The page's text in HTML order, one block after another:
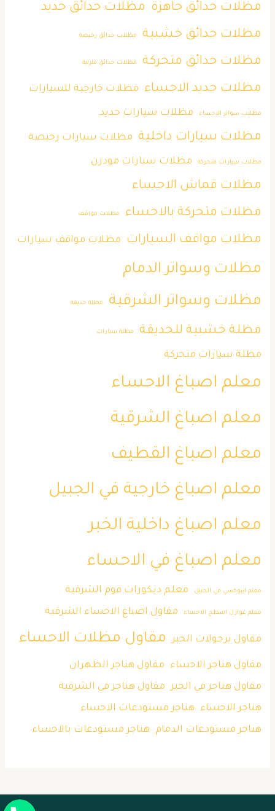
مظلات حدائق جاهزة مظلات حدائق حديد
مظلات حدائق خشبية
مظلات حدائق رخيصة
مظلات حدائق متحركة مظلات حدائق منزلية
مظلات حديد الاحساء مظلات خارجية للسيارات
مظلات سواتر الاحساء مظلات سيارات حديد
مظلات سيارات داخلية مظلات سيارات رخيصة
مظلات سيارات متحركة مظلات سيارات مودرن
مظلات قماش الاحساء
مظلات متحركة بالاحساء
مظلات مواقف
مظلات مواقف السيارات مظلات مواقف سيارات
مظلات وسواتر الدمام
مظلات وسواتر الشرقية
مظلة حديقة
مظلة خشبية للحديقة مظلة سيارات
مظلة سيارات متحركة
معلم اصباغ الاحساء
معلم اصباغ الشرقية
معلم اصباغ القطيف
معلم اصباغ خارجية في الجبيل
معلم اصباغ داخلية الخبر
معلم اصباغ في الاحساء
معلم ايبوكسي في الجبيل معلم ديكورات فوم الشرقية
معلم عوازل اسطح الاحساء مقاول اصباغ الاحساء الشرقية
مقاول برجولات الخبر مقاول مظلات الاحساء
مقاول هناجر الاحساء مقاول هناجر الظهران
مقاول هناجر في الخبر مقاول هناجر في الشرقية
هناجر الاحساء هناجر مستودعات الاحساء
هناجر مستودعات الدمام هناجر مستودعات بالاحساء
جوال